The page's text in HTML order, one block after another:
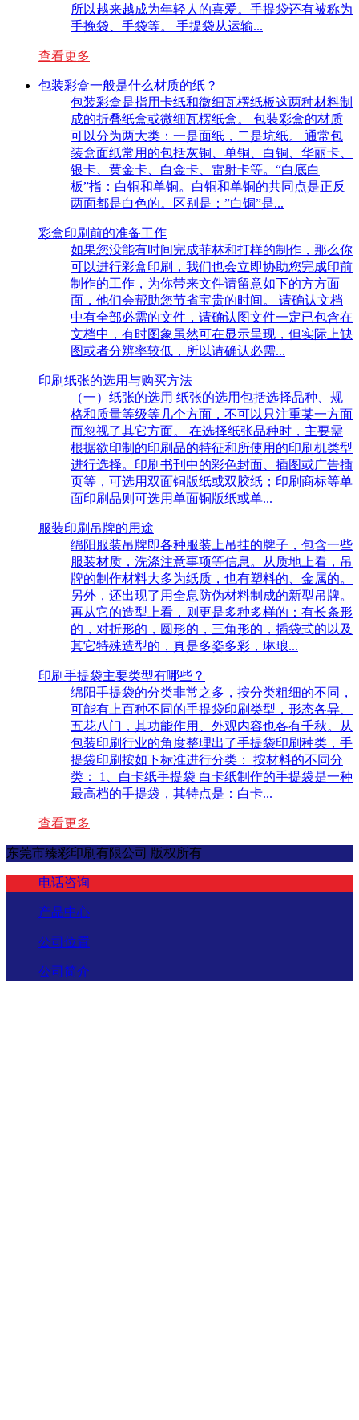
所以越来越成为年轻人的喜爱。手提袋还有被称为
手挽袋、手袋等。 手提袋从运输...
查看更多
包装彩盒一般是什么材质的纸？
包装彩盒是指用卡纸和微细瓦楞纸板这两种材料制
成的折叠纸盒或微细瓦楞纸盒。 包装彩盒的材质
可以分为两大类：一是面纸，二是坑纸。 通常包
装盒面纸常用的包括灰铜、单铜、白铜、华丽卡、
银卡、黄金卡、白金卡、雷射卡等。“白底白
板”指：白铜和单铜。白铜和单铜的共同点是正反
两面都是白色的。区别是：”白铜”是...
彩盒印刷前的准备工作
如果您没能有时间完成菲林和打样的制作，那么你
可以进行彩盒印刷，我们也会立即协助您完成印前
制作的工作，为你带来文件请留意如下的方方面
面，他们会帮助您节省宝贵的时间。 请确认文档
中有全部必需的文件，请确认图文件一定已包含在
文档中，有时图象虽然可在显示呈现，但实际上缺
图或者分辨率较低，所以请确认必需...
印刷纸张的选用与购买方法
（一）纸张的选用 纸张的选用包括选择品种、规
格和质量等级等几个方面，不可以只注重某一方面
而忽视了其它方面。 在选择纸张品种时，主要需
根据欲印制的印刷品的特征和所使用的印刷机类型
进行选择。印刷书刊中的彩色封面、插图或广告插
页等，可选用双面铜版纸或双胶纸；印刷商标等单
面印刷品则可选用单面铜版纸或单...
服装印刷吊牌的用途
绵阳服装吊牌即各种服装上吊挂的牌子，包含一些
服装材质，洗涤注意事项等信息。从质地上看，吊
牌的制作材料大多为纸质，也有塑料的、金属的。
另外，还出现了用全息防伪材料制成的新型吊牌。
再从它的造型上看，则更是多种多样的：有长条形
的，对折形的，圆形的，三角形的，插袋式的以及
其它特殊造型的，真是多姿多彩，琳琅...
印刷手提袋主要类型有哪些？
绵阳手提袋的分类非常之多，按分类粗细的不同，
可能有上百种不同的手提袋印刷类型，形态各异、
五花八门，其功能作用、外观内容也各有千秋。从
包装印刷行业的角度整理出了手提袋印刷种类，手
提袋印刷按如下标准进行分类： 按材料的不同分
类： 1、白卡纸手提袋 白卡纸制作的手提袋是一种
最高档的手提袋，其特点是：白卡...
查看更多
东莞市臻彩印刷有限公司 版权所有
电话咨询
产品中心
公司位置
公司简介